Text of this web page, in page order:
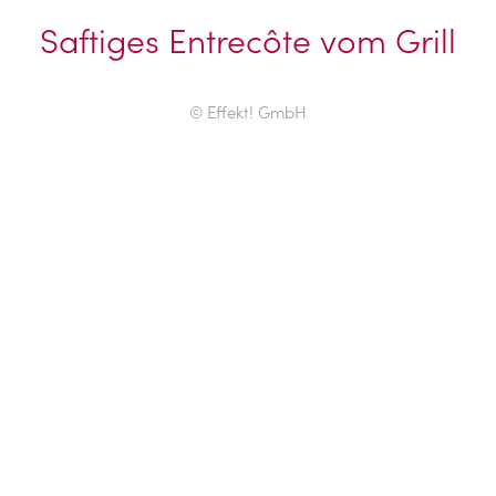
Saftiges Entrecôte vom Grill
© Effekt! GmbH